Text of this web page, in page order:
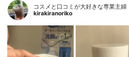
コスメと口コミが大好きな専業主婦
kirakiranoriko